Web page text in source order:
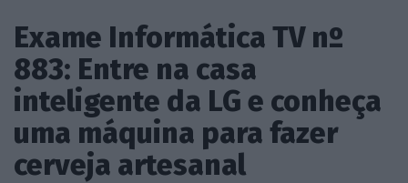
Exame Informática TV nº
883: Entre na casa
inteligente da LG e conheça
uma máquina para fazer
cerveja artesanal